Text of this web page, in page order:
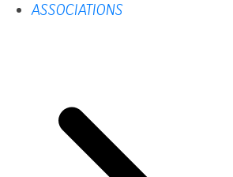
ASSOCIATIONS